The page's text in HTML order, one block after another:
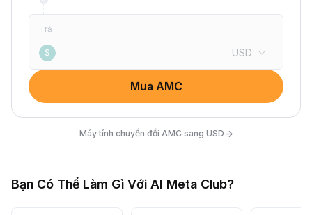
Trả
$ USD
Mua AMC
Máy tính chuyển đổi AMC sang USD→
Bạn Có Thể Làm Gì Với AI Meta Club?